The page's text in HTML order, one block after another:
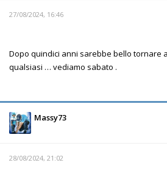
27/08/2024, 16:46
Dopo quindici anni sarebbe bello tornare
qualsiasi … vediamo sabato .
Massy73
28/08/2024, 21:02